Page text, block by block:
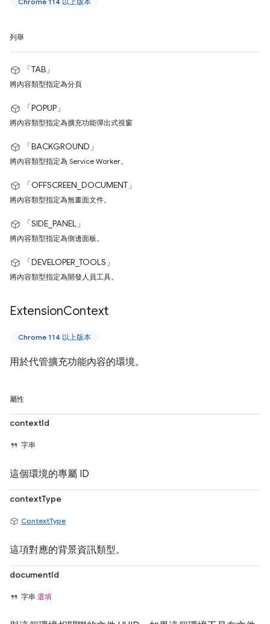
列舉
「TAB」
將內容類型指定為分頁
「POPUP」
將內容類型指定為擴充功能彈出式視窗
「BACKGROUND」
將內容類型指定為 Service Worker。
「OFFSCREEN_DOCUMENT」
將內容類型指定為無畫面文件。
「SIDE_PANEL」
將內容類型指定為側邊面板。
「DEVELOPER_TOOLS」
將內容類型指定為開發人員工具。
ExtensionContext
Chrome 114 以上版本
用於代管擴充功能內容的環境。
屬性
contextId
字串
這個環境的專屬 ID
contextType
ContextType
這項對應的背景資訊類型。
documentId
字串 選填